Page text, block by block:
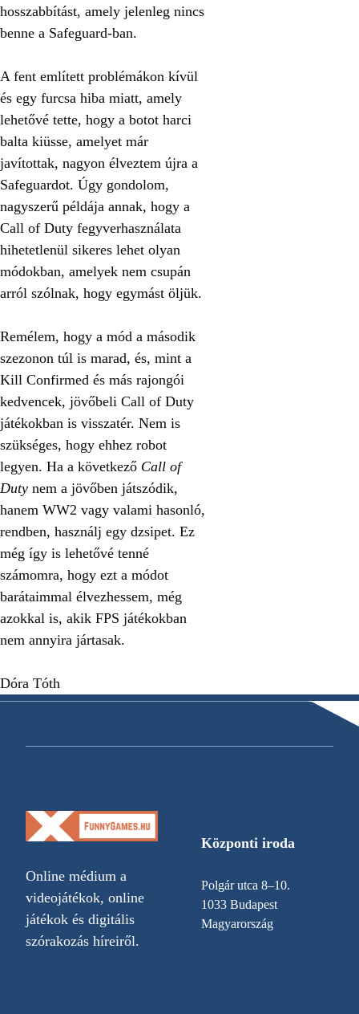
hosszabbítást, amely jelenleg nincs
benne a Safeguard-ban.
A fent említett problémákon kívül
és egy furcsa hiba miatt, amely
lehetővé tette, hogy a botot harci
balta kiüsse, amelyet már
javítottak, nagyon élveztem újra a
Safeguardot. Úgy gondolom,
nagyszerű példája annak, hogy a
Call of Duty fegyverhasználata
hihetetlenül sikeres lehet olyan
módokban, amelyek nem csupán
arról szólnak, hogy egymást öljük.
Remélem, hogy a mód a második
szezonon túl is marad, és, mint a
Kill Confirmed és más rajongói
kedvencek, jövőbeli Call of Duty
játékokban is visszatér. Nem is
szükséges, hogy ehhez robot
legyen. Ha a következő Call of
Duty nem a jövőben játszódik,
hanem WW2 vagy valami hasonló,
rendben, használj egy dzsipet. Ez
még így is lehetővé tenné
számomra, hogy ezt a módot
barátaimmal élvezhessem, még
azokkal is, akik FPS játékokban
nem annyira jártasak.
Dóra Tóth
Online médium a
videojátékok, online
játékok és digitális
szórakozás híreiről.
Központi iroda
Polgár utca 8–10.
1033 Budapest
Magyarország